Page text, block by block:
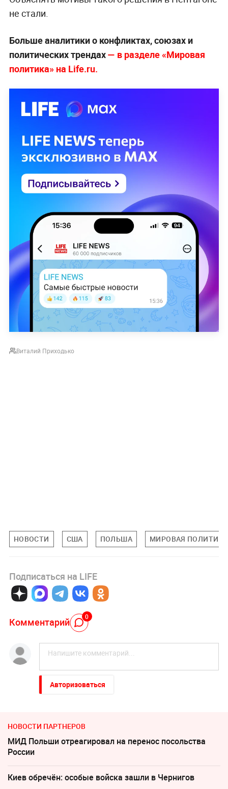
не стали.
Больше аналитики о конфликтах, союзах и
политических трендах— в разделе «Мировая
политика» на Life.ru.
Виталий Приходько
НОВОСТИ США ПОЛЬША МИРОВАЯ ПОЛИТИКА
Подписаться на LIFE
Комментарий 0
Авторизоваться
НОВОСТИ ПАРТНЕРОВ
МИД Польши отреагировал на перенос посольства
России
Киев обречён: особые войска зашли в Чернигов